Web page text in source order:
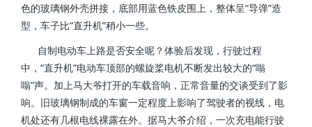
色的玻璃钢外壳拼接，底部用蓝色铁皮围上，整体呈“导弹”造
型，车子比“直升机”稍小一些。
自制电动车上路是否安全呢？体验后发现，行驶过程
中，“直升机”电动车顶部的螺旋桨电机不断发出较大的“嗡
嗡”声。加上马大爷打开的车载音响，正常音量的交谈受到了影
响。旧玻璃钢制成的车窗一定程度上影响了驾驶者的视线，电
机处还有几根电线裸露在外。据马大爷介绍，一次充电能行驶